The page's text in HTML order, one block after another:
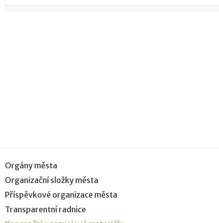
Orgány města
Organizační složky města
Příspěvkové organizace města
Transparentní radnice